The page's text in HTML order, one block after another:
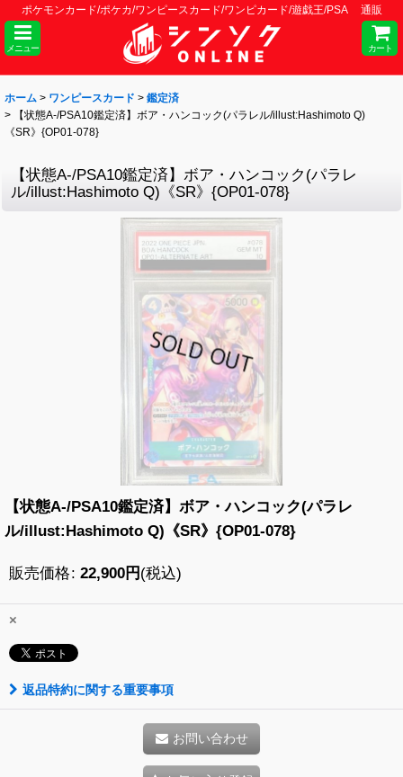
ポケモンカード/ポケカ/ワンピースカード/ワンピカード/遊戯王/PSA 通販
メニュー カート
ホーム > ワンピースカード > 鑑定済
>
【状態A-/PSA10鑑定済】ボア・ハンコック(パラレル/illust:Hashimoto Q)
《SR》{OP01-078}
【状態A-/PSA10鑑定済】ボア・ハンコック(パラレ
ル/illust:Hashimoto Q)《SR》{OP01-078}
【状態A-/PSA10鑑定済】ボア・ハンコック(パラレ
ル/illust:Hashimoto Q)《SR》{OP01-078}
販売価格: 22,900円 (税込)
×
返品特約に関する重要事項
お問い合わせ